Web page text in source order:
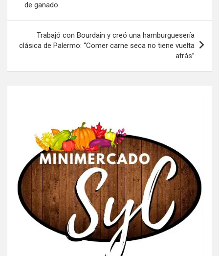
entradas
de ganado
Trabajó con Bourdain y creó una hamburguesería
clásica de Palermo: “Comer carne seca no tiene vuelta
atrás”